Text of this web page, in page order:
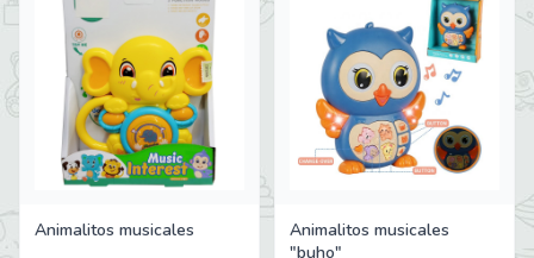
Animalitos musicales
Animalitos musicales
"buho"